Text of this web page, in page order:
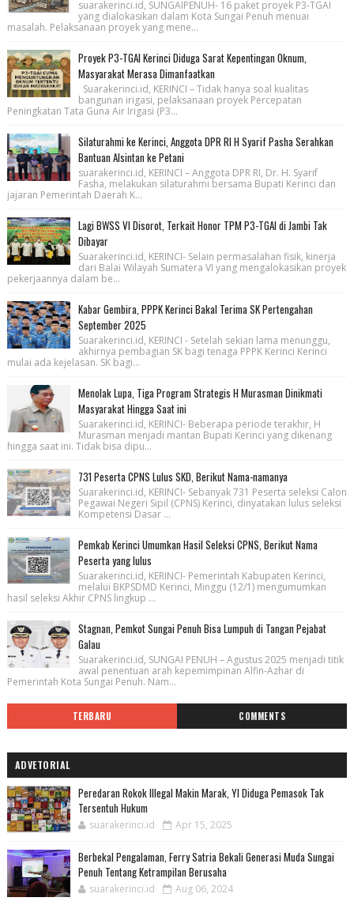
suarakerinci.id, SUNGAIPENUH- 16 paket proyek P3-TGAI
yang dialokasikan dalam Kota Sungai Penuh menuai
masalah. Pelaksanaan proyek yang mene...
Proyek P3-TGAI Kerinci Diduga Sarat Kepentingan Oknum,
Masyarakat Merasa Dimanfaatkan
Suarakerinci.id, KERINCI – Tidak hanya soal kualitas
bangunan irigasi, pelaksanaan proyek Percepatan
Peningkatan Tata Guna Air Irigasi (P3...
Silaturahmi ke Kerinci, Anggota DPR RI H Syarif Pasha Serahkan
Bantuan Alsintan ke Petani
suarakerinci.id, KERINCI – Anggota DPR RI, Dr. H. Syarif
Fasha, melakukan silaturahmi bersama Bupati Kerinci dan
jajaran Pemerintah Daerah K...
Lagi BWSS VI Disorot, Terkait Honor TPM P3-TGAI di Jambi Tak
Dibayar
Suarakerinci.id, KERINCI- Selain permasalahan fisik, kinerja
dari Balai Wilayah Sumatera VI yang mengalokasikan proyek
pekerjaannya dalam be...
Kabar Gembira, PPPK Kerinci Bakal Terima SK Pertengahan
September 2025
Suarakerinci.id, KERINCI - Setelah sekian lama menunggu,
akhirnya pembagian SK bagi tenaga PPPK Kerinci Kerinci
mulai ada kejelasan. SK bagi...
Menolak Lupa, Tiga Program Strategis H Murasman Dinikmati
Masyarakat Hingga Saat ini
Suarakerinci.id, KERINCI- Beberapa periode terakhir, H
Murasman menjadi mantan Bupati Kerinci yang dikenang
hingga saat ini. Tidak bisa dipu...
731 Peserta CPNS Lulus SKD, Berikut Nama-namanya
Suarakerinci.id, KERINCI- Sebanyak 731 Peserta seleksi Calon
Pegawai Negeri Sipil (CPNS) Kerinci, dinyatakan lulus seleksi
Kompetensi Dasar ...
Pemkab Kerinci Umumkan Hasil Seleksi CPNS, Berikut Nama
Peserta yang lulus
Suarakerinci.id, KERINCI- Pemerintah Kabupaten Kerinci,
melalui BKPSDMD Kerinci, Minggu (12/1) mengumumkan
hasil seleksi Akhir CPNS lingkup ...
Stagnan, Pemkot Sungai Penuh Bisa Lumpuh di Tangan Pejabat
Galau
Suarakerinci.id, SUNGAI PENUH – Agustus 2025 menjadi titik
awal penentuan arah kepemimpinan Alfin-Azhar di
Pemerintah Kota Sungai Penuh. Nam...
TERBARU COMMENTS
ADVETORIAL
Peredaran Rokok Illegal Makin Marak, YI Diduga Pemasok Tak
Tersentuh Hukum
suarakerinci.id Apr 15, 2025
Berbekal Pengalaman, Ferry Satria Bekali Generasi Muda Sungai
Penuh Tentang Ketrampilan Berusaha
suarakerinci.id Aug 06, 2024